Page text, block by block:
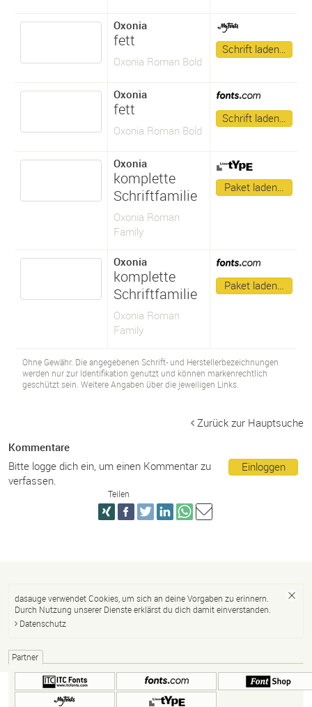
Oxonia
fett
Oxonia Roman Bold
Schrift laden…
Oxonia
fett
Oxonia Roman Bold
Schrift laden…
Oxonia
komplette
Schriftfamilie
Oxonia Roman
Family
Paket laden…
Oxonia
komplette
Schriftfamilie
Oxonia Roman
Family
Paket laden…
Ohne Gewähr. Die angegebenen Schrift- und Herstellerbezeichnungen
werden nur zur Identifikation genutzt und können markenrechtlich
geschützt sein. Weitere Angaben über die jeweiligen Links.
Zurück zur Hauptsuche
Kommentare
Einloggen
Bitte logge dich ein, um einen Kommentar zu
verfassen.
Teilen
dasauge verwendet Cookies, um sich an deine Vorgaben zu erinnern.
Durch Nutzung unserer Dienste erklärst du dich damit einverstanden.
Datenschutz
Partner